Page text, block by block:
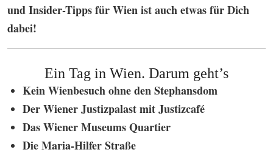
und Insider-Tipps für Wien ist auch etwas für Dich
dabei!
Ein Tag in Wien. Darum geht’s
Kein Wienbesuch ohne den Stephansdom
Der Wiener Justizpalast mit Justizcafé
Das Wiener Museums Quartier
Die Maria-Hilfer Straße